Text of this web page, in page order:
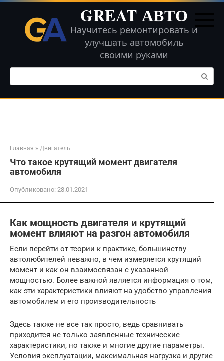
Перейти
контенту
GREAT АВТО
Научитесь ремонтировать и
улучшать автомобиль
своими руками
Поиск:
Главная » Двигатель
Что такое крутящий момент двигателя
автомобиля
Опубликовано: 28.01.2021
Как мощность двигателя и крутящий
момент влияют на разгон автомобиля
Если перейти от теории к практике, большинству
автолюбителей неважно, в чем измеряется крутящий
момент и как он взаимосвязан с указанной
мощностью. Более важной является информация о том,
как эти характеристики влияют на удобство управления
автомобилем и его производительность
Здесь также не все так просто, ведь сравнивать
приходится не только заявленные технические
характеристики, но также и многие другие параметры.
Условия эксплуатации, максимальная нагрузка и другие